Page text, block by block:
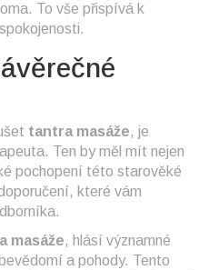
To vše přispívá k
tantra masáže, je
Ten by měl mít nejen
pochopení této starověké
které vám
masáže, hlásí významné
a pohody. Tento